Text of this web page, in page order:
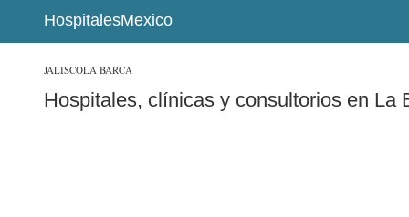
HospitalesMexico
JALISCOLA BARCA
Hospitales, clínicas y consultorios en La